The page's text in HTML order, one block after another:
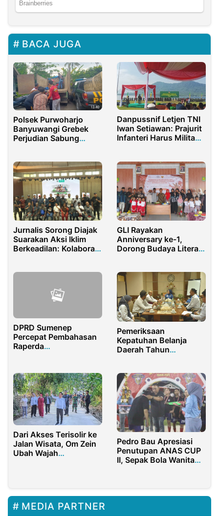
BACA JUGA
Polsek Purwoharjo
Banyuwangi Grebek
Perjudian Sabung
Danpussnif Letjen TNI
Iwan Setiawan: Prajurit
Infanteri Harus Militan
Jurnalis Sorong Diajak
Suarakan Aksi Iklim
Berkeadilan: Kolaborasi
GLI Rayakan
Anniversary ke-1,
Dorong Budaya Literasi
DPRD Sumenep
Percepat Pembahasan
Raperda
Pemeriksaan
Kepatuhan Belanja
Daerah Tahun
antara Pemerintah
Provinsi Sulawesi
Tengah dan Tim BPK
Perwakilan Sulteng
Dari Akses Terisolir ke
Jalan Wisata, Om Zein
Ubah Wajah
Pedro Bau Apresiasi
Penutupan ANAS CUP
II, Sepak Bola Wanita
MEDIA PARTNER